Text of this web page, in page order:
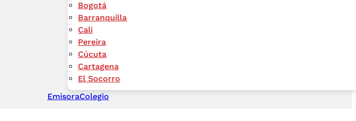
Bogotá
Barranquilla
Cali
Pereira
Cúcuta
Cartagena
El Socorro
EmisoraColegio